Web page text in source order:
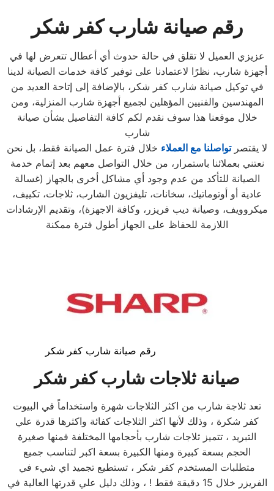
رقم صيانة شارب كفر شكر
عزيزي العميل لا تقلق في حالة حدوث أي أعطال تتعرض لها في
أجهزة شارب، نظرًا لاعتمادنا على توفير كافة خدمات الصيانة لدينا
في توكيل صيانة شارب كفر شكر، بالإضافة إلى إتاحة العديد من
المهندسين والفنيين المؤهلين لجميع أجهزة شارب المنزلية، ومن
خلال موقعنا هذا سوف نقدم لكم كافة التفاصيل بشأن صيانة
شارب
لا يقتصرتواصلنا مع العملاء خلال فترة عمل الصيانة فقط، بل نحن
نعتني بعملائنا باستمرار، من خلال التواصل معهم بعد إتمام خدمة
الصيانة للتأكد من عدم وجود أي مشاكل أخرى بالجهاز (غسالة
عادية أو أوتوماتيك، سخانات، تليفزيون الشارب، ثلاجات، تكييف،
ميكروويف، وصيانة ديب فريزر، وكافة الاجهزة)، وتقديم الإرشادات
اللازمة للحفاظ على الجهاز أطول فترة ممكنة
رقم صيانة شارب كفر شكر
صيانة ثلاجات شاربكفر شكر
تعد ثلاجة شارب من اكثر الثلاجات شهرة واستخداماً في البيوت
كفر شكرة ، وذلك لأنها اكثر الثلاجات كفائة واكثرها قدرة علي
التبريد ، تتميز ثلاجات شارب بأحجامها المختلفة فمنها صغيرة
الحجم بسعة كبيرة ومنها الكبيرة بسعة اكبر لتناسب جميع
متطلبات المستخدم كفر شكر ، تستطيع تجميد اي شيء في
الفريزر خلال 15 دقيقة فقط ! ، وذلك دليل علي قدرتها العالية في